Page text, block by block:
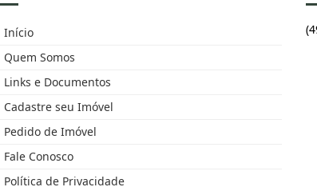
Início
Quem Somos
Links e Documentos
Cadastre seu Imóvel
Pedido de Imóvel
Fale Conosco
Política de Privacidade